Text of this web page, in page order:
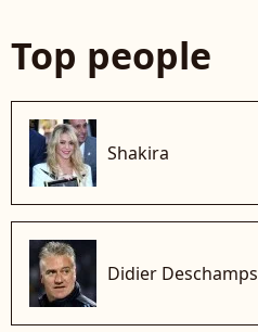
Top people
Shakira
Didier Deschamps